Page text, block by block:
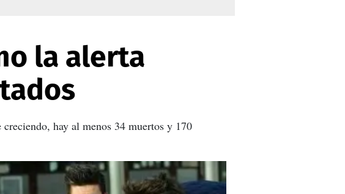
la alerta
hay al menos 34 muertos y 170